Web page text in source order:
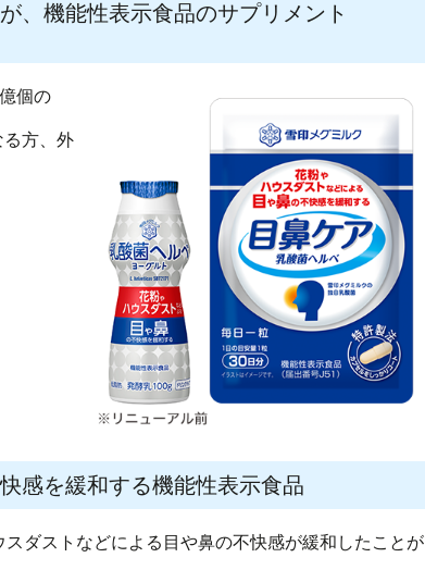
、機能性表示食品のサプリメント
個の
る方、外
感を緩和する機能性表示食品
ダストなどによる目や鼻の不快感が緩和したことが